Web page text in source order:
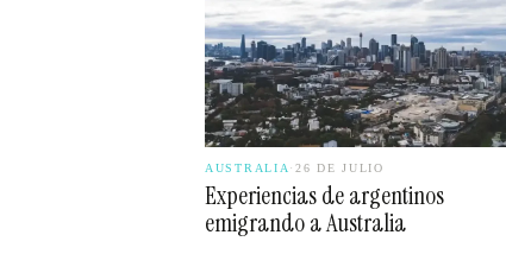
AUSTRALIA ·26 DE JULIO
Experiencias de argentinos
emigrando a Australia